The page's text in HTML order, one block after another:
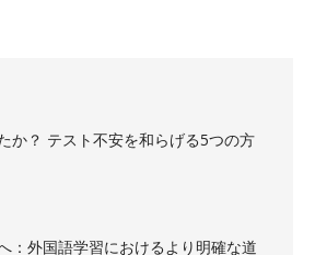
か？ テスト不安を和らげる5つの方
：外国語学習におけるより明確な道